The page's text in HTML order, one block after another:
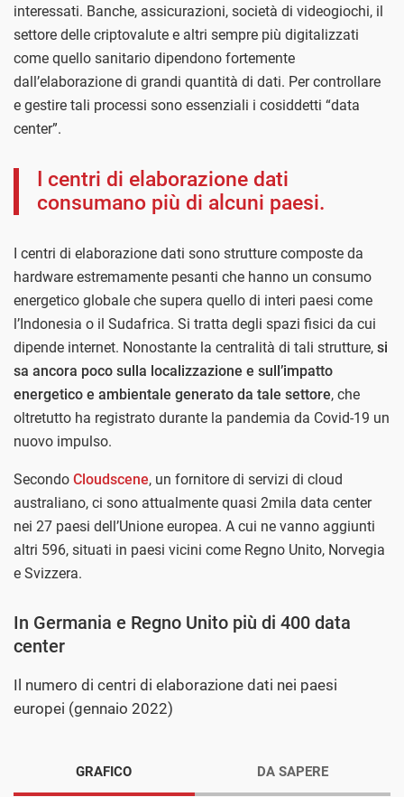
interessati. Banche, assicurazioni, società di videogiochi, il
settore delle criptovalute e altri sempre più digitalizzati
come quello sanitario dipendono fortemente
dall’elaborazione di grandi quantità di dati. Per controllare
e gestire tali processi sono essenziali i cosiddetti “data
center”.
I centri di elaborazione dati
consumano più di alcuni paesi.
I centri di elaborazione dati sono strutture composte da
hardware estremamente pesanti che hanno un consumo
energetico globale che supera quello di interi paesi come
l’Indonesia o il Sudafrica. Si tratta degli spazi fisici da cui
dipende internet. Nonostante la centralità di tali strutture, si
sa ancora poco sulla localizzazione e sull’impatto
energetico e ambientale generato da tale settore, che
oltretutto ha registrato durante la pandemia da Covid-19 un
nuovo impulso.
Secondo Cloudscene, un fornitore di servizi di cloud
australiano, ci sono attualmente quasi 2mila data center
nei 27 paesi dell’Unione europea. A cui ne vanno aggiunti
altri 596, situati in paesi vicini come Regno Unito, Norvegia
e Svizzera.
In Germania e Regno Unito più di 400 data
center
Il numero di centri di elaborazione dati nei paesi
europei (gennaio 2022)
GRAFICO DA SAPERE